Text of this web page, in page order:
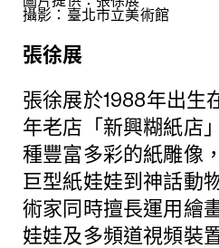
攝影：臺北市立美術館
張徐展
張徐展於1988年出生
年老店「新興糊紙店
種豐富多彩的紙雕像
巨型紙娃娃到神話動
術家同時擅長運用繪
娃娃及多頻道視頻裝